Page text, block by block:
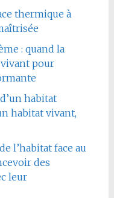
thermique à
: quand la
pour
habitat
habitat vivant,
l’habitat face au
des
leur